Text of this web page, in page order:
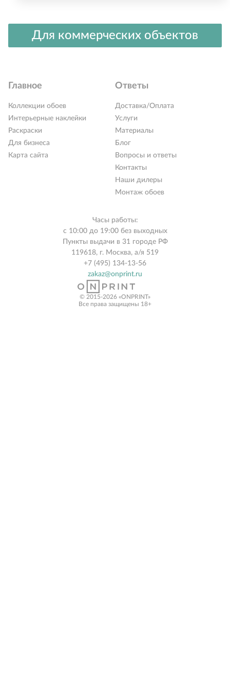
Для коммерческих объектов
Главное
Коллекции обоев
Интерьерные наклейки
Раскраски
Для бизнеса
Карта сайта
Ответы
Доставка/Оплата
Услуги
Материалы
Блог
Вопросы и ответы
Контакты
Наши дилеры
Монтаж обоев
Часы работы:
с 10:00 до 19:00 без выходных
Пункты выдачи в 31 городе РФ
119618, г. Москва, а/я 519
+7 (495) 134-13-56
zakaz@onprint.ru
© 2015-2026 «ONPRINT»
Все права защищены 18+‎